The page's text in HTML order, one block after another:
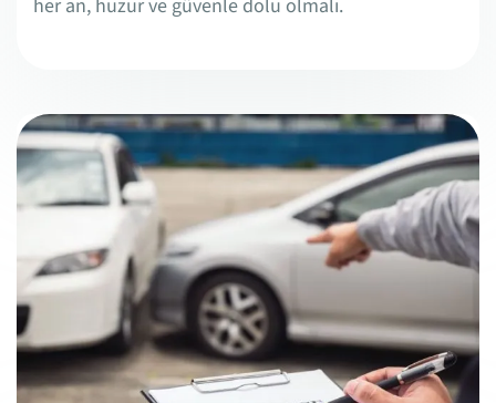
her an, huzur ve güvenle dolu olmalı.